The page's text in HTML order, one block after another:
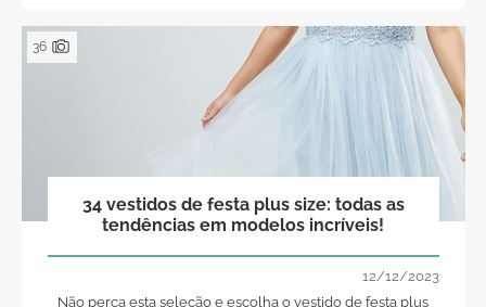
34 vestidos de festa plus size: todas as
tendências em modelos incríveis!
12/12/2023
Não perca esta seleção e escolha o vestido de festa plus
36